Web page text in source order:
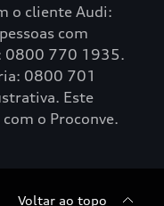
o cliente Audi:
com
0800 770 1935.
0800 701
Este
o Proconve.
Voltar ao topo